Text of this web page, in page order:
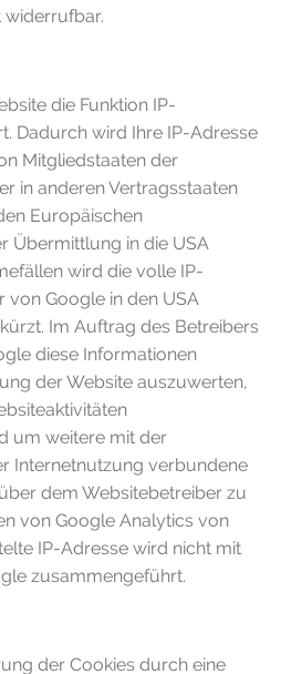
widerrufbar.
die Funktion IP-
Dadurch wird Ihre IP-Adresse
Mitgliedstaaten der
in anderen Vertragsstaaten
Europäischen
Übermittlung in die USA
wird die volle IP-
von Google in den USA
Im Auftrag des Betreibers
diese Informationen
der Website auszuwerten,
um weitere mit der
Internetnutzung verbundene
dem Websitebetreiber zu
von Google Analytics von
IP-Adresse wird nicht mit
zusammengeführt.
der Cookies durch eine